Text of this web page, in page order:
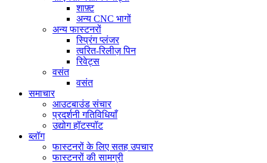
शाफ़्ट
अन्य CNC भागों
अन्य फास्टनरों
स्प्रिंग प्लंजर
त्वरित-रिलीज़ पिन
रिवेट्स
वसंत
वसंत
समाचार
आउटबाउंड संचार
प्रदर्शनी गतिविधियाँ
उद्योग हॉटस्पॉट
ब्लॉग
फास्टनरों के लिए सतह उपचार
फास्टनरों की सामग्री